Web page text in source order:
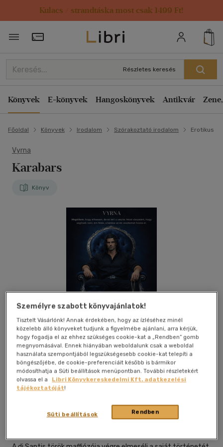
Kulacs / strandtáska most csak 1499 Ft!
Törzsvásárlói Kártya adatai
Részletes keresés
Könyvek E-könyvek Hangoskönyvek Antikvár
Főoldal Könyvek Irodalom Szórakoztató irodalom Erotikus
Vyrna
Karabars
Könyv
Kívánságlistához adom Megosztom
Pitypang Kiadó|2026|magyar nyelvű|puhatáblás,
Személyre szabott könyvajánlatok!
Tisztelt Vásárlónk! Annak érdekében, hogy az ízléséhez minél
közelebb álló könyveket tudjunk a figyelmébe ajánlani, arra kérjük,
hogy fogadja el az ehhez szükséges cookie-kat a „Rendben” gomb
megnyomásával. Ennek hiányában weboldalunk csak a weboldal
használata szempontjából legszükségesebb cookie-kat telepíti a
böngészőjébe, de cookie-preferenciáit később is bármikor
módosíthatja a Süti beállítások menüpontban. További részletekért
olvassa el a
Libri Könyvkereskedelmi Kft. adatkezelési
tájékoztatóját!
Rendben
Süti beállítások